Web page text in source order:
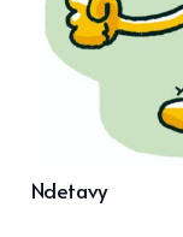
Ndetavy